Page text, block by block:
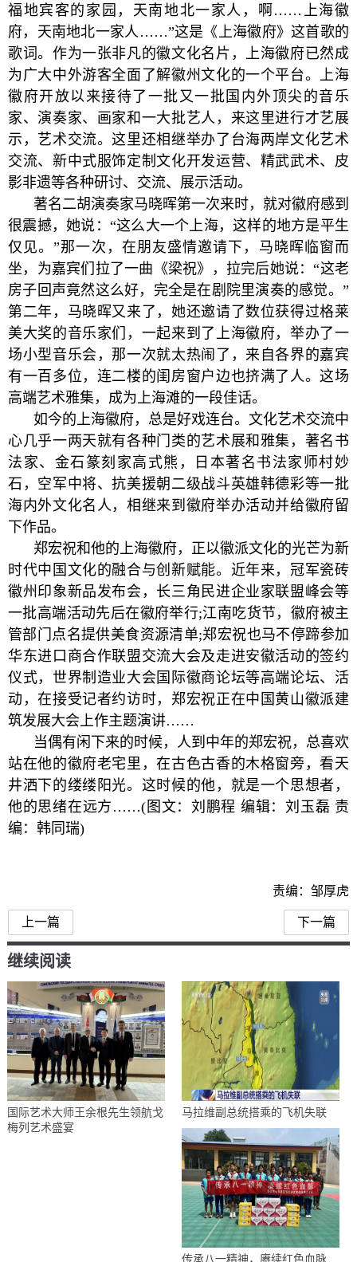
福地宾客的家园，天南地北一家人，啊……上海徽
府，天南地北一家人……”这是《上海徽府》这首歌的
歌词。作为一张非凡的徽文化名片，上海徽府已然成
为广大中外游客全面了解徽州文化的一个平台。上海
徽府开放以来接待了一批又一批国内外顶尖的音乐
家、演奏家、画家和一大批艺人，来这里进行才艺展
示，艺术交流。这里还相继举办了台海两岸文化艺术
交流、新中式服饰定制文化开发运营、精武武术、皮
影非遗等各种研讨、交流、展示活动。
著名二胡演奏家马晓晖第一次来时，就对徽府感到
很震撼，她说：“这么大一个上海，这样的地方是平生
仅见。”那一次，在朋友盛情邀请下，马晓晖临窗而
坐，为嘉宾们拉了一曲《梁祝》，拉完后她说：“这老
房子回声竟然这么好，完全是在剧院里演奏的感觉。”
第二年，马晓晖又来了，她还邀请了数位获得过格莱
美大奖的音乐家们，一起来到了上海徽府，举办了一
场小型音乐会，那一次就太热闹了，来自各界的嘉宾
有一百多位，连二楼的闺房窗户边也挤满了人。这场
高端艺术雅集，成为上海滩的一段佳话。
如今的上海徽府，总是好戏连台。文化艺术交流中
心几乎一两天就有各种门类的艺术展和雅集，著名书
法家、金石篆刻家高式熊，日本著名书法家师村妙
石，空军中将、抗美援朝二级战斗英雄韩德彩等一批
海内外文化名人，相继来到徽府举办活动并给徽府留
下作品。
郑宏祝和他的上海徽府，正以徽派文化的光芒为新
时代中国文化的融合与创新赋能。近年来，冠军瓷砖
徽州印象新品发布会，长三角民进企业家联盟峰会等
一批高端活动先后在徽府举行;江南吃货节，徽府被主
管部门点名提供美食资源清单;郑宏祝也马不停蹄参加
华东进口商合作联盟交流大会及走进安徽活动的签约
仪式，世界制造业大会国际徽商论坛等高端论坛、活
动，在接受记者约访时，郑宏祝正在中国黄山徽派建
筑发展大会上作主题演讲……
当偶有闲下来的时候，人到中年的郑宏祝，总喜欢
站在他的徽府老宅里，在古色古香的木格窗旁，看天
井洒下的缕缕阳光。这时候的他，就是一个思想者，
他的思绪在远方……(图文：刘鹏程 编辑：刘玉磊 责
编：韩同瑞)
责编：邹厚虎
上一篇 下一篇
继续阅读
国际艺术大师王余根先生领航戈
梅列艺术盛宴
马拉维副总统搭乘的飞机失联
传承八一精神，赓续红色血脉